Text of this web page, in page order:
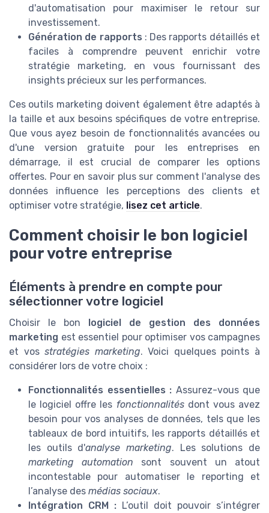
d'automatisation pour maximiser le retour sur
investissement.
Génération de rapports : Des rapports détaillés et
faciles à comprendre peuvent enrichir votre
stratégie marketing, en vous fournissant des
insights précieux sur les performances.
Ces outils marketing doivent également être adaptés à
la taille et aux besoins spécifiques de votre entreprise.
Que vous ayez besoin de fonctionnalités avancées ou
d'une version gratuite pour les entreprises en
démarrage, il est crucial de comparer les options
offertes. Pour en savoir plus sur comment l'analyse des
données influence les perceptions des clients et
optimiser votre stratégie, lisez cet article.
Comment choisir le bon logiciel
pour votre entreprise
Éléments à prendre en compte pour
sélectionner votre logiciel
Choisir le bon logiciel de gestion des données
marketing est essentiel pour optimiser vos campagnes
et vosstratégies marketing. Voici quelques points à
considérer lors de votre choix :
Fonctionnalités essentielles : Assurez-vous que
le logiciel offre les fonctionnalitésdont vous avez
besoin pour vos analyses de données, tels que les
tableaux de bord intuitifs, les rapports détaillés et
les outils d'analyse marketing. Les solutions de
marketing automation sont souvent un atout
incontestable pour automatiser le reporting et
l’analyse des médias sociaux.
Intégration CRM : L’outil doit pouvoir s’intégrer